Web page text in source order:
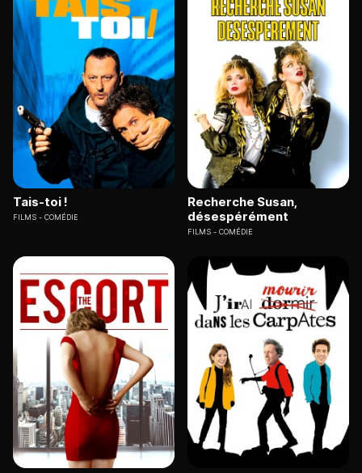
Tais-toi !
FILMS COMÉDIE
Recherche Susan,
désespérément
FILMS COMÉDIE